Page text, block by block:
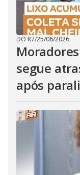
DO R7/25/06/2026
segue
após